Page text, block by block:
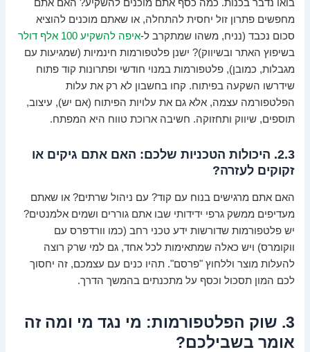
בואו נדבר בכנות. כמה כסף אתם מוכנים להשקיע? האם אתם
מחפשים פתרון זול יחסית להתחלה, או שאתם מוכנים להוציא
סכום נכבד (נניח, משהו שמתקרב ל-איפה להשקיע 100 אלף דולר
בשיפוץ האתר ובשיווק)? ישנן פלטפורמות חינמיות (שמגיעות עם
מגבלות, כמובן), פלטפורמות במנוי חודשי ופתרונות קוד פתוח
שידרשו השקעה בפיתוח. קחו בחשבון לא רק את עלות
הפלטפורמה עצמה, אלא גם את עלויות הפיתוח (אם יש), עיצוב,
תוספים, שיווק ותחזוקה. חשיבה ארוכת טווח היא המפתח.
2.3. היכולות הטכניות שלכם: האם אתם גיקים או
זקוקים לעזרה?
האם אתם מרגישים בנוח עם קוד? עם ניהול שרתים? או שאתם
מעדיפים ממשק גרפי ידידותי שבו אתם גוררים ושמים אלמנטים?
יש פלטפורמות שדורשות ידע טכני רחב (כמו וורדפרס עם
ווקומרס) ויש כאלה שמתאימות לכל אחד, גם למי שרק רוצה
להעלות מוצר וללחוץ "פרסם". תהיו כנים עם עצמכם, זה יחסוך
לכם המון תסכול וכסף על מתכנתים בהמשך הדרך.
3. שוק הפלטפורמות: מי נגד מי ומה זה
אומר בשבילכם?